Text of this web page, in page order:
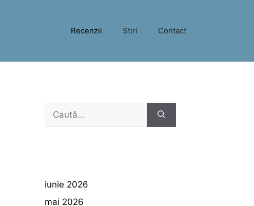
Recenzii Stiri Contact
Caută
iunie 2026
mai 2026